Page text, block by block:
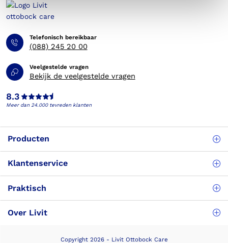
Telefonisch bereikbaar
(088) 245 20 00
Veelgestelde vragen
Bekijk de veelgestelde vragen
8.3
Meer dan 24.000 tevreden klanten
Producten
Klantenservice
Praktisch
Over Livit
Copyright 2026 - Livit Ottobock Care